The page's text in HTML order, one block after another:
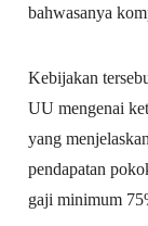
bahwasanya
Kebijakan
UU mengenai
yang
pendapatan
gaji minimum